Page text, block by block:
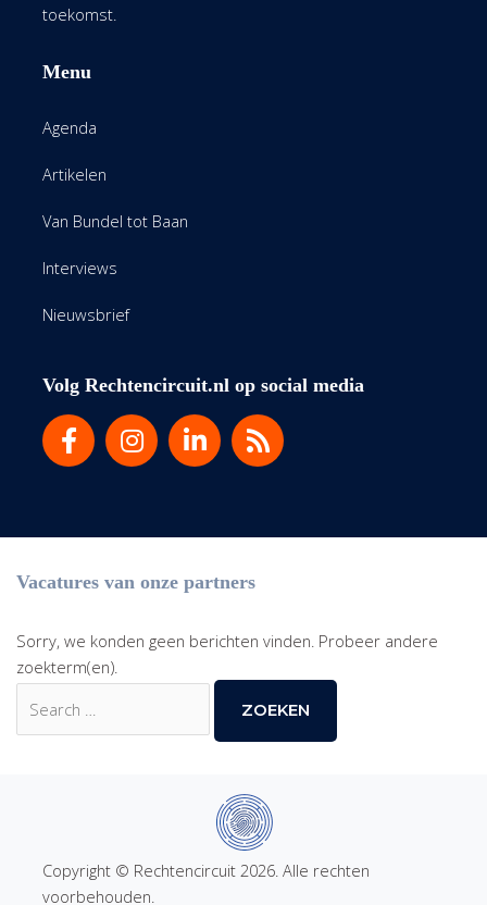
toekomst.
Menu
Agenda
Artikelen
Van Bundel tot Baan
Interviews
Nieuwsbrief
Volg Rechtencircuit.nl op social media
Vacatures van onze partners
Sorry, we konden geen berichten vinden. Probeer andere
zoekterm(en).
Zoek
naar:
Copyright © Rechtencircuit 2026. Alle rechten
voorbehouden.